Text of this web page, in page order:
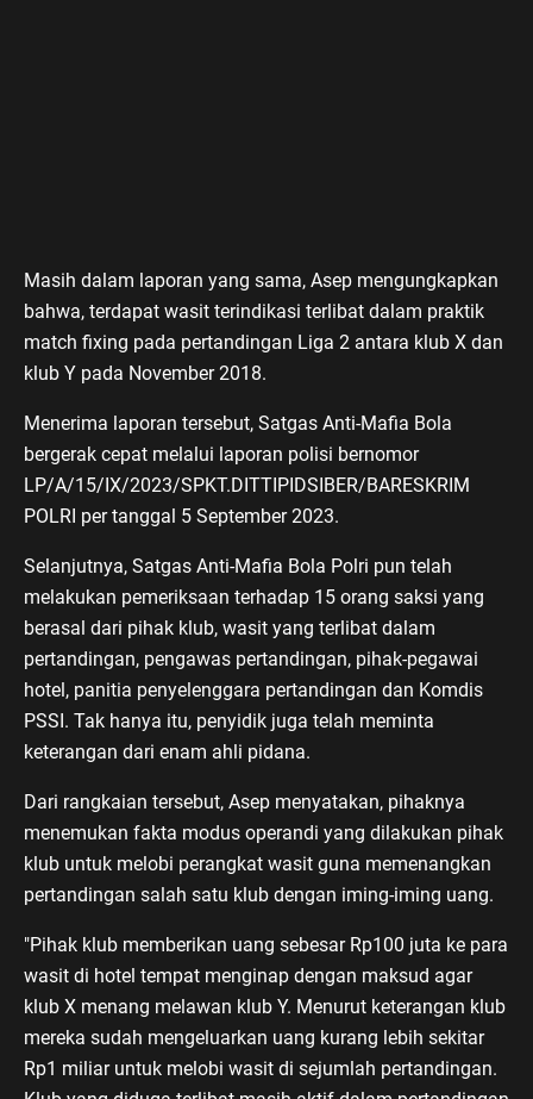
Masih dalam laporan yang sama, Asep mengungkapkan
bahwa, terdapat wasit terindikasi terlibat dalam praktik
match fixing pada pertandingan Liga 2 antara klub X dan
klub Y pada November 2018.
Menerima laporan tersebut, Satgas Anti-Mafia Bola
bergerak cepat melalui laporan polisi bernomor
LP/A/15/IX/2023/SPKT.DITTIPIDSIBER/BARESKRIM
POLRI per tanggal 5 September 2023.
Selanjutnya, Satgas Anti-Mafia Bola Polri pun telah
melakukan pemeriksaan terhadap 15 orang saksi yang
berasal dari pihak klub, wasit yang terlibat dalam
pertandingan, pengawas pertandingan, pihak-pegawai
hotel, panitia penyelenggara pertandingan dan Komdis
PSSI. Tak hanya itu, penyidik juga telah meminta
keterangan dari enam ahli pidana.
Dari rangkaian tersebut, Asep menyatakan, pihaknya
menemukan fakta modus operandi yang dilakukan pihak
klub untuk melobi perangkat wasit guna memenangkan
pertandingan salah satu klub dengan iming-iming uang.
"Pihak klub memberikan uang sebesar Rp100 juta ke para
wasit di hotel tempat menginap dengan maksud agar
klub X menang melawan klub Y. Menurut keterangan klub
mereka sudah mengeluarkan uang kurang lebih sekitar
Rp1 miliar untuk melobi wasit di sejumlah pertandingan.